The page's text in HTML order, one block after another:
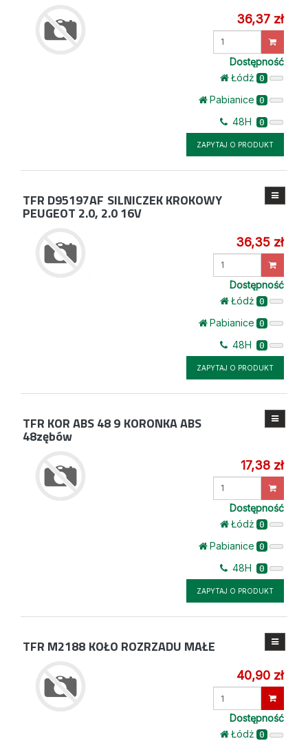
36,37 zł
Wprowadź
Dostępność
Łódż 0
Pabianice 0
48H 0
ZAPYTAJ O PRODUKT
TFR D95197AF SILNICZEK KROKOWY
PEUGEOT 2.0, 2.0 16V
36,35 zł
Wprowadź
Dostępność
Łódż 0
Pabianice 0
48H 0
ZAPYTAJ O PRODUKT
TFR KOR ABS 48 9 KORONKA ABS
48zębów
17,38 zł
Wprowadź
Dostępność
Łódż 0
Pabianice 0
48H 0
ZAPYTAJ O PRODUKT
TFR M2188 KOŁO ROZRZADU MAŁE
40,90 zł
Dostępność
Łódż 0